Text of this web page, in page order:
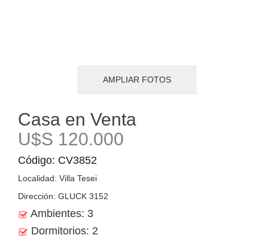
AMPLIAR FOTOS
Casa en Venta
U$S 120.000
Código: CV3852
Localidad: Villa Tesei
Dirección: GLUCK 3152
Ambientes: 3
Dormitorios: 2